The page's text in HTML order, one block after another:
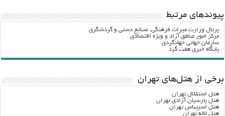
پيوندهاي مرتبط
پرتال وزارت ميراث فرهنگي، صنایع دستی و گردشگري
مرکز امور مناطق آزاد و ویژه اقتصادی
سازمان جهانی جهانگردی
پایگاه خبری هفت گرد
برخی از هتل‌های تهران
هتل استقلال تهران
هتل پارسیان آزادی تهران
هتل اسپیناس تهران
هتل لاله تهران